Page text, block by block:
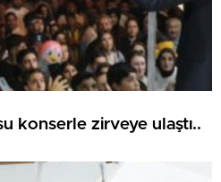
konserle zirveye ulaştı..